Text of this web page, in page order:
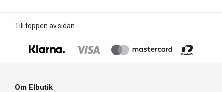
Till toppen av sidan
Om Elbutik